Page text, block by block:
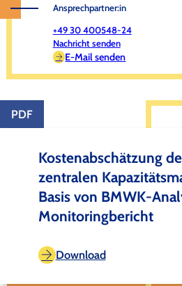
Ansprechpartner:in
+49 30 400548-24
Nachricht senden
E-Mail senden
PDF
Kostenabschätzung
zentralen
Basis von BMWK-
Monitoringbericht
Download